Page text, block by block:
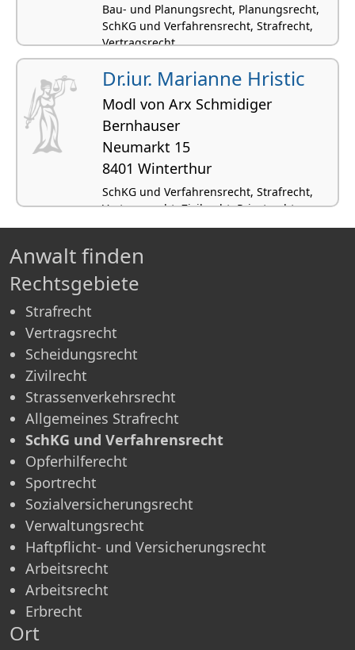
Bau- und Planungsrecht, Planungsrecht,
SchKG und Verfahrensrecht, Strafrecht,
Vertragsrecht
Dr.iur. Marianne Hristic
Modl von Arx Schmidiger
Bernhauser
Neumarkt 15
8401 Winterthur
SchKG und Verfahrensrecht, Strafrecht,
Vertragsrecht, Zivilrecht, Privatrecht
(international)
Anwalt finden
Rechtsgebiete
Strafrecht
Vertragsrecht
Scheidungsrecht
Zivilrecht
Strassenverkehrsrecht
Allgemeines Strafrecht
SchKG und Verfahrensrecht
Opferhilferecht
Sportrecht
Sozialversicherungsrecht
Verwaltungsrecht
Haftpflicht- und Versicherungsrecht
Arbeitsrecht
Arbeitsrecht
Erbrecht
Ort